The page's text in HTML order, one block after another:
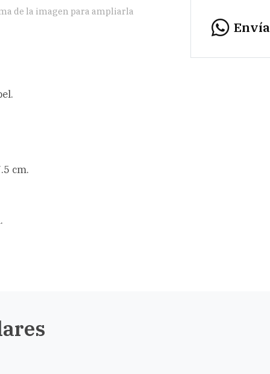
de la imagen para ampliarla
cm.